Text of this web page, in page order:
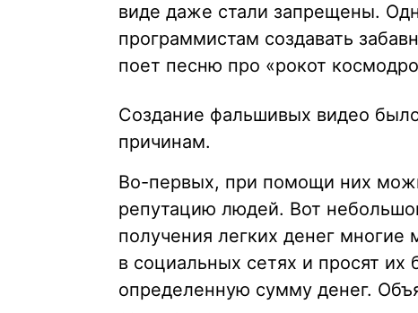
виде даже стали запрещены.
программистам создавать
поет песню про «рокот
Создание фальшивых видео
причинам.
Во-первых, при помощи них
репутацию людей. Вот
получения легких денег
в социальных сетях и просят их
определенную сумму денег.